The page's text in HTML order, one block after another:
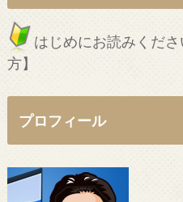
はじめにお読みくだ
方】
プロフィール